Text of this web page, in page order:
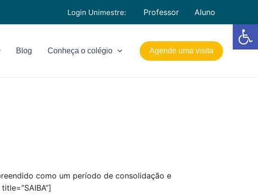
Login Unimestre: Professor Aluno
Blog Conheça o colégio Agende uma visita
como um período de consolidação e
Barra de